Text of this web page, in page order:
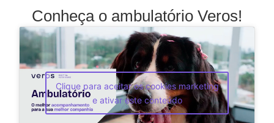
Conheça o ambulatório Veros!
Clique para aceitar os cookies marketing
e ativar este conteúdo